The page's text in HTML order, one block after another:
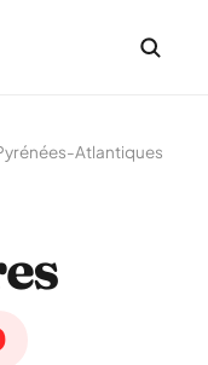
Atlantiques